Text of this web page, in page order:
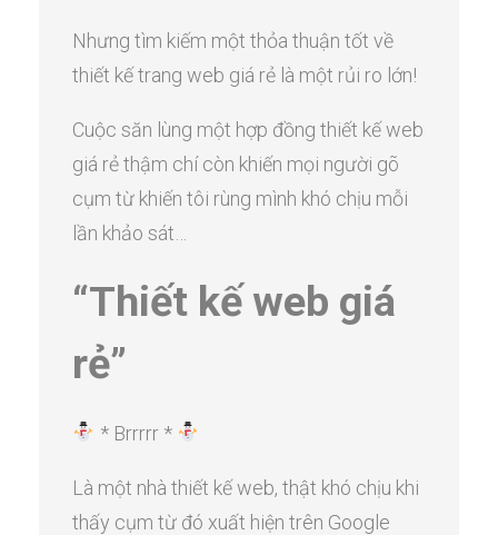
Nhưng tìm kiếm một thỏa thuận tốt về
thiết kế trang web giá rẻ là một rủi ro lớn!
Cuộc săn lùng một hợp đồng thiết kế web
giá rẻ thậm chí còn khiến mọi người gõ
cụm từ khiến tôi rùng mình khó chịu mỗi
lần khảo sát…
“Thiết kế web giá
rẻ”
* Brrrrr *
Là một nhà thiết kế web, thật khó chịu khi
thấy cụm từ đó xuất hiện trên Google